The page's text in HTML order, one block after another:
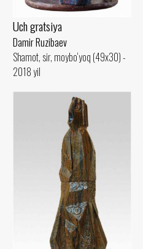
Uch gratsiya
Damir Ruzibaev
Shamot, sir, moybo‘yoq (49x30) -
2018 yil